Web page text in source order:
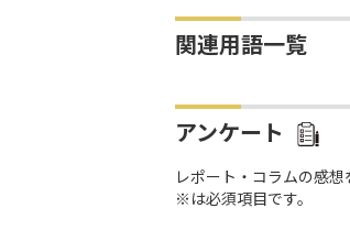
関連用語一覧
アンケート
レポート・コラムの感
※は必須項目です。